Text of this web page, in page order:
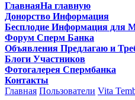
ГлавнаяНа главную
Донорство Информация
Бесплодие Информация для
Форум Сперм Банка
Объявления Предлагаю и
Блоги Участников
Фотогалерея Спермбанка
Контакты
Главная Пользователи Vita